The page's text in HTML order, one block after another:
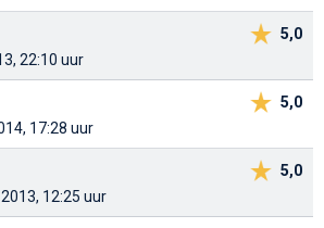
5,0
22:10 uur
5,0
17:28 uur
5,0
12:25 uur